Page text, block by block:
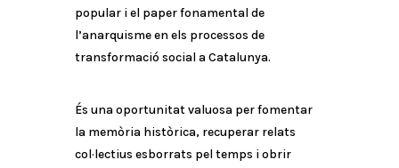
popular i el paper fonamental de
l’anarquisme en els processos de
transformació social a Catalunya.
És una oportunitat valuosa per fomentar
la memòria històrica, recuperar relats
col·lectius esborrats pel temps i obrir